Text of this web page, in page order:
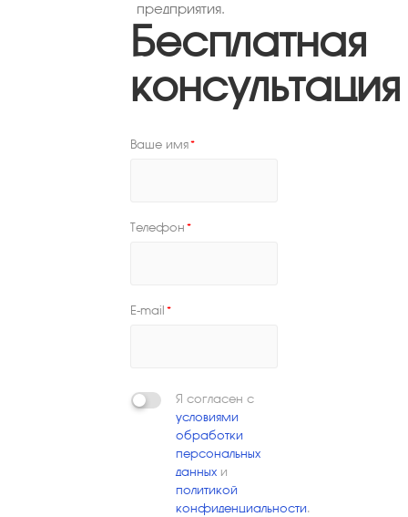
предприятия.
Бесплатная
консультация
Ваше имя*
Телефон *
E-mail *
Я согласен с
условиями
обработки
персональных
данных и
политикой
конфиденциальности.